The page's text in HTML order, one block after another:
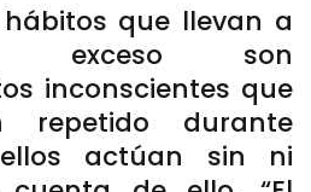
que llevan a
exceso son
inconscientes que
repetido durante
actúan sin ni